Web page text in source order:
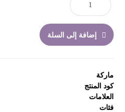
إضافة إلى السلة
ماركة
كود المنتج
العلامات
فئات